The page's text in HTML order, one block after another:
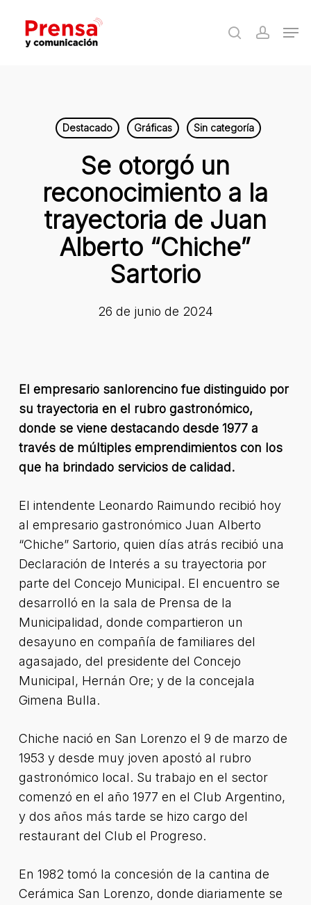
main
search
Destacado Gráficas Sin categoría
Se otorgó un
reconocimiento a la
trayectoria de Juan
Alberto “Chiche”
Sartorio
26 de junio de 2024
El empresario sanlorencino fue distinguido por
su trayectoria en el rubro gastronómico,
donde se viene destacando desde 1977 a
través de múltiples emprendimientos con los
que ha brindado servicios de calidad.
El intendente Leonardo Raimundo recibió hoy
al empresario gastronómico Juan Alberto
“Chiche” Sartorio, quien días atrás recibió una
Declaración de Interés a su trayectoria por
parte del Concejo Municipal. El encuentro se
desarrolló en la sala de Prensa de la
Municipalidad, donde compartieron un
desayuno en compañía de familiares del
agasajado, del presidente del Concejo
Municipal, Hernán Ore; y de la concejala
Gimena Bulla.
Chiche nació en San Lorenzo el 9 de marzo de
1953 y desde muy joven apostó al rubro
gastronómico local. Su trabajo en el sector
comenzó en el año 1977 en el Club Argentino,
y dos años más tarde se hizo cargo del
restaurant del Club el Progreso.
En 1982 tomó la concesión de la cantina de
Cerámica San Lorenzo, donde diariamente se